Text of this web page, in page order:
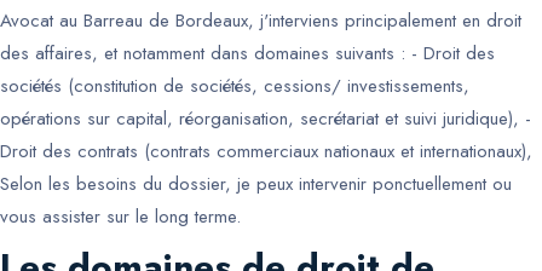
Avocat au Barreau de Bordeaux, j'interviens principalement en droit
des affaires, et notamment dans domaines suivants : - Droit des
sociétés (constitution de sociétés, cessions/ investissements,
opérations sur capital, réorganisation, secrétariat et suivi juridique), -
Droit des contrats (contrats commerciaux nationaux et internationaux),
Selon les besoins du dossier, je peux intervenir ponctuellement ou
vous assister sur le long terme.